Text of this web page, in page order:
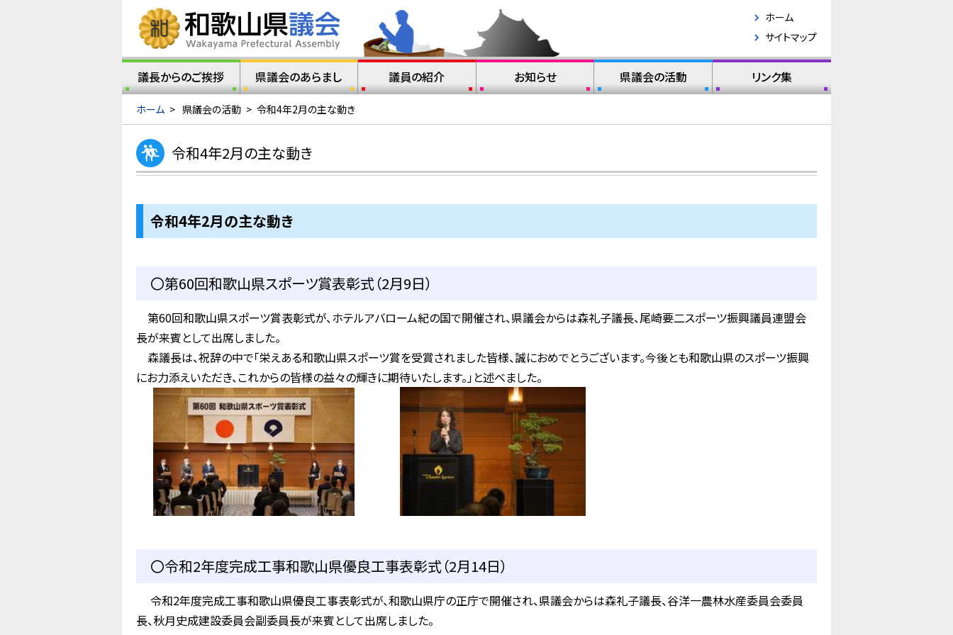
ホーム
サイトマップ
議長からのご挨拶 県議会のあらまし 議員の紹介 お知らせ 県議会の活動 リンク集
ホーム > 県議会の活動 > 令和4年2月の主な動き
令和4年2月の主な動き
令和4年2月の主な動き
〇第60回和歌山県スポーツ賞表彰式（2月9日）
第60回和歌山県スポーツ賞表彰式が、ホテルアバローム紀の国で開催され、県議会からは森礼子議長、尾崎要二スポーツ振興議員連盟会
長が来賓として出席しました。
森議長は、祝辞の中で「栄えある和歌山県スポーツ賞を受賞されました皆様、誠におめでとうございます。今後とも和歌山県のスポーツ振興
にお力添えいただき、これからの皆様の益々の輝きに期待いたします。」と述べました。
〇令和2年度完成工事和歌山県優良工事表彰式（2月14日）
令和2年度完成工事和歌山県優良工事表彰式が、和歌山県庁の正庁で開催され、県議会からは森礼子議長、谷洋一農林水産委員会委員
長、秋月史成建設委員会副委員長が来賓として出席しました。